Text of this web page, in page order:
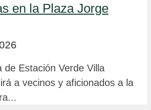
en la Plaza Jorge
de Estación Verde Villa
a vecinos y aficionados a la